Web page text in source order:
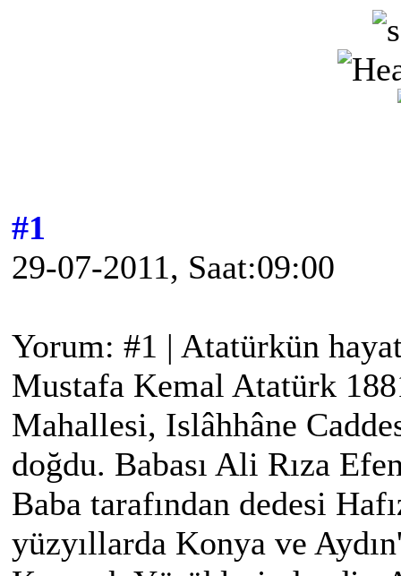
#1
29-07-2011, Saat:09:00
Yorum: #1 | Atatürkün
Mustafa Kemal Atatürk
Mahallesi, Islâhhâne
doğdu. Babası Ali Rıza
Baba tarafından dedesi
yüzyıllarda Konya ve